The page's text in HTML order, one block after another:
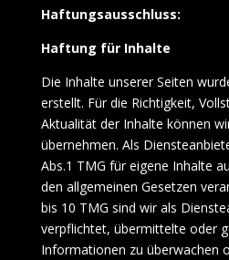
Haftungsausschluss:
Haftung für Inhalte
Die Inhalte unserer Seiten
erstellt. Für die Richtigkeit,
Aktualität der Inhalte können
übernehmen. Als
Abs.1 TMG für eigene Inhalte
den allgemeinen Gesetzen
bis 10 TMG sind wir als
verpflichtet, übermittelte oder
Informationen zu überwachen